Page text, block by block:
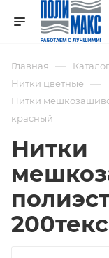
Главная — Каталог
Нитки цветные —
Нитки
красный
Нитки